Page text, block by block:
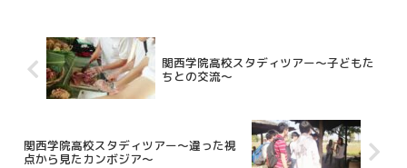
関西学院高校スタディツアー～子どもた
ちとの交流～
関西学院高校スタディツアー～違った視
点から見たカンボジア～